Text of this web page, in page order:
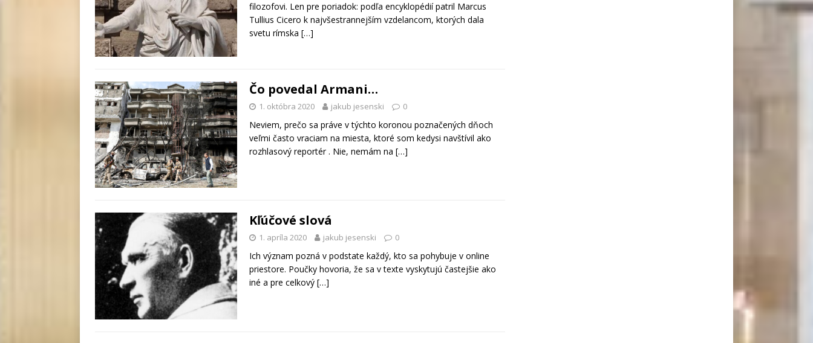
filozofovi. Len pre poriadok: podľa encyklopédií patril Marcus
Tullius Cicero k najvšestrannejším vzdelancom, ktorých dala
svetu rímska […]
Čo povedal Armani…
1. októbra 2020 jakub jesenski 0
Neviem, prečo sa práve v týchto koronou poznačených dňoch
veľmi často vraciam na miesta, ktoré som kedysi navštívil ako
rozhlasový reportér . Nie, nemám na […]
Kľúčové slová
1. apríla 2020 jakub jesenski 0
Ich význam pozná v podstate každý, kto sa pohybuje v online
priestore. Poučky hovoria, že sa v texte vyskytujú častejšie ako
iné a pre celkový […]